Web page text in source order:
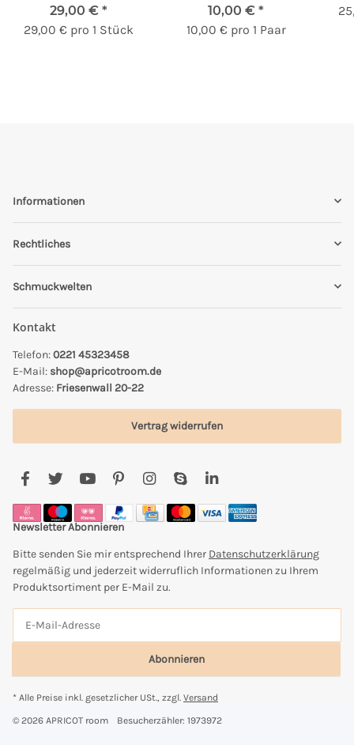
29,00 € *
29,00 € pro 1 Stück
10,00 € *
10,00 € pro 1 Paar
Informationen
Rechtliches
Schmuckwelten
Kontakt
Telefon:0221 45323458
E-Mail: shop@apricotroom.de
Adresse: Friesenwall 20-22
Vertrag widerrufen
Newsletter Abonnieren
Bitte senden Sie mir entsprechend Ihrer Datenschutzerklärung
regelmäßig und jederzeit widerruflich Informationen zu Ihrem
Produktsortiment per E-Mail zu.
Abonnieren
* Alle Preise inkl. gesetzlicher USt., zzgl. Versand
© 2026 APRICOT room Besucherzähler: 1973972